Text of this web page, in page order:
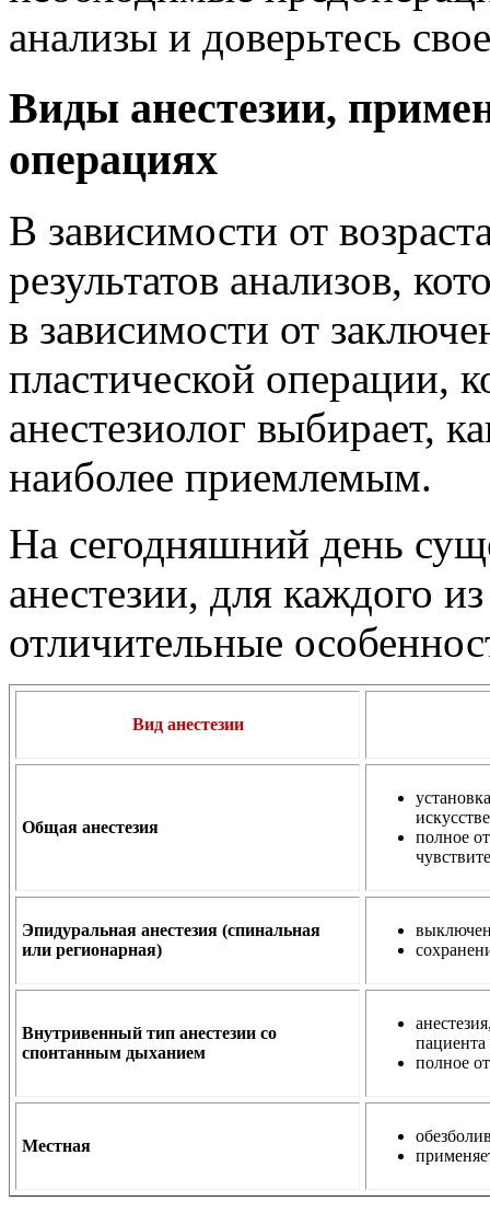
анализы и доверьтесь
Виды анестезии,
операциях
В зависимости от
результатов анализов,
в зависимости от
пластической операции,
анестезиолог выбирает,
наиболее приемлемым.
На сегодняшний день
анестезии, для каждого
отличительные
Вид анестезии
Общая анестезия
полное
Эпидуральная анестезия (спинальная
или регионарная)
Внутривенный тип анестезии со
спонтанным дыханием
пациента
полное
Местная